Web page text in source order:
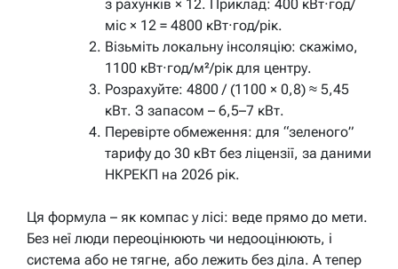
з рахунків × 12. Приклад: 400 кВт·год/
міс × 12 = 4800 кВт·год/рік.
Візьміть локальну інсоляцію: скажімо,
1100 кВт·год/м²/рік для центру.
Розрахуйте: 4800 / (1100 × 0,8) ≈ 5,45
кВт. З запасом – 6,5–7 кВт.
Перевірте обмеження: для “зеленого”
тарифу до 30 кВт без ліцензії, за даними
НКРЕКП на 2026 рік.
Ця формула – як компас у лісі: веде прямо до мети.
Без неї люди переоцінюють чи недооцінюють, і
система або не тягне, або лежить без діла. А тепер